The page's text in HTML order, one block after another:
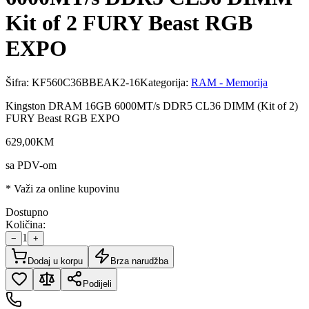
Kit of 2 FURY Beast RGB
EXPO
Šifra: KF560C36BBEAK2-16Kategorija: RAM - Memorija
Kingston DRAM 16GB 6000MT/s DDR5 CL36 DIMM (Kit of 2)
FURY Beast RGB EXPO
629,00KM
sa PDV-om
* Važi za online kupovinu
Dostupno
Količina:
− 1 +
Dodaj u korpu Brza narudžba
Podijeli